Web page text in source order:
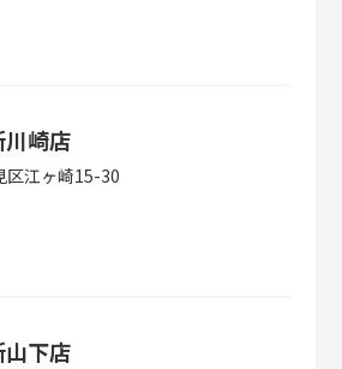
川崎店
区江ヶ崎15-30
山下店